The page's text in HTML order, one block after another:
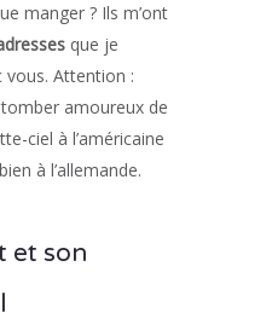
manger ? Ils m’ont
que je
vous. Attention :
amoureux de
ciel à l’américaine
bien à l’allemande.
et son